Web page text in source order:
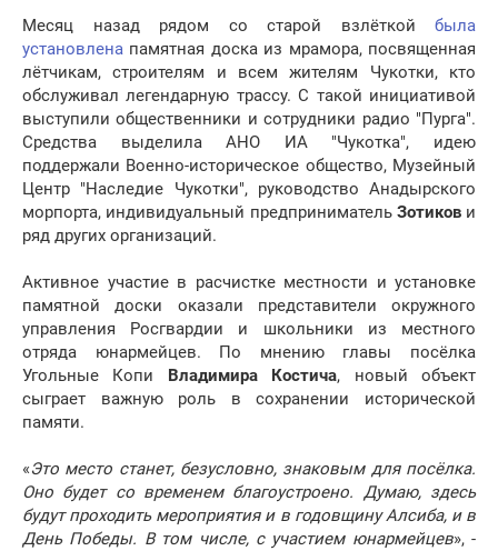
Месяц назад рядом со старой взлёткой была
установлена памятная доска из мрамора, посвященная
лётчикам, строителям и всем жителям Чукотки, кто
обслуживал легендарную трассу. С такой инициативой
выступили общественники и сотрудники радио "Пурга".
Средства выделила АНО ИА "Чукотка", идею
поддержали Военно-историческое общество, Музейный
Центр "Наследие Чукотки", руководство Анадырского
морпорта, индивидуальный предприниматель Зотикови
ряд других организаций.
Активное участие в расчистке местности и установке
памятной доски оказали представители окружного
управления Росгвардии и школьники из местного
отряда юнармейцев. По мнению главы посёлка
Угольные Копи
Владимира Костича, новый объект
сыграет важную роль в сохранении исторической
памяти.
«Это место станет, безусловно, знаковым для посёлка.
Оно будет со временем благоустроено. Думаю, здесь
будут проходить мероприятия и в годовщину Алсиба, и в
День Победы. В том числе, с участием юнармейцев», -